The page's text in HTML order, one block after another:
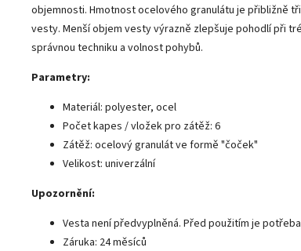
objemnosti. Hmotnost ocelového granulátu je přibližně
vesty. Menší objem vesty výrazně zlepšuje pohodlí při
správnou techniku a volnost pohybů.
Parametry:
Materiál: polyester, ocel
Počet kapes / vložek pro zátěž: 6
Zátěž: ocelový granulát ve formě "čoček"
Velikost: univerzální
Upozornění:
Vesta není předvyplněná. Před použitím je
Záruka: 24 měsíců